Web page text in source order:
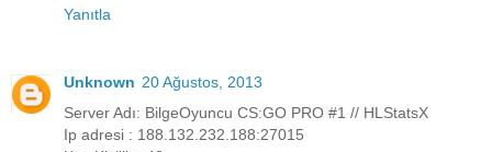
Yanıtla
Unknown 20 Ağustos, 2013
Server Adı: BilgeOyuncu CS:GO PRO #1 // HLStatsX
Ip adresi : 188.132.232.188:27015